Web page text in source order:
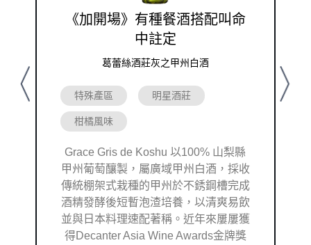
《加開場》有種餐酒搭配叫命
中註定
葛蕾絲酒莊灰之甲州白酒
特殊產區 明星酒莊
柑橘風味
Grace Gris de Koshu 以100% 山梨縣
甲州葡萄釀製，屬廣域甲州白酒，採收
傳統棚架式栽種的甲州於不銹鋼槽完成
酒精發酵後短暫泡渣培養，以清爽易飲
並與日本料理速配著稱。近年來屢屢獲
得Decanter Asia Wine Awards金牌獎
Previous Next